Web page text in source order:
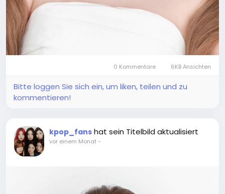
0 Kommentare 6KB Ansichten
Bitte loggen Sie sich ein, um liken, teilen und zu
kommentieren!
kpop_fans hat sein Titelbild aktualisiert
vor einem Monat-